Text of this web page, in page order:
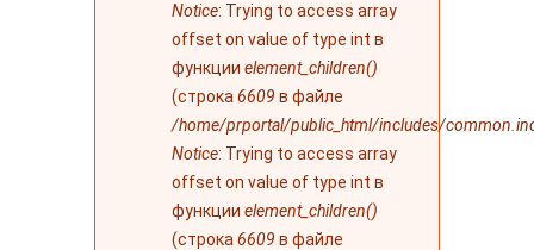
Notice: Trying to access array
offset on value of type int в
функции element_children()
(строка 6609 в файле
/home/prportal/public_html/includes/
Notice: Trying to access array
offset on value of type int в
функции element_children()
(строка 6609 в файле